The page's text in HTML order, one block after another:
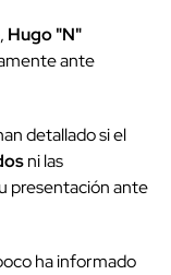
Hugo "N"
ante
detallado si el
ni las
presentación ante
ha informado